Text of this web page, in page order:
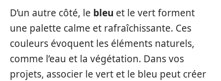
D’un autre côté, le bleu et le vert forment
une palette calme et rafraîchissante. Ces
couleurs évoquent les éléments naturels,
comme l’eau et la végétation. Dans vos
projets, associer le vert et le bleu peut créer